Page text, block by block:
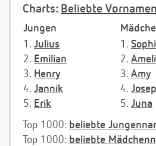
Charts: Beliebte Vornamen
Jungen
1. Julius
2. Emilian
3. Henry
4. Jannik
5. Erik
1.
2.
3. Amy
4.
5. Juna
Top 1000: beliebte
Top 1000: beliebte